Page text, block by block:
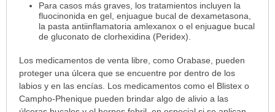
Para casos más graves, los tratamientos incluyen la
fluocinonida en gel, enjuague bucal de dexametasona,
la pasta antiinflamatoria amlexanox o el enjuague bucal
de gluconato de clorhexidina (Peridex).
Los medicamentos de venta libre, como Orabase, pueden
proteger una úlcera que se encuentre por dentro de los
labios y en las encías. Los medicamentos como el Blistex o
Campho-Phenique pueden brindar algo de alivio a las